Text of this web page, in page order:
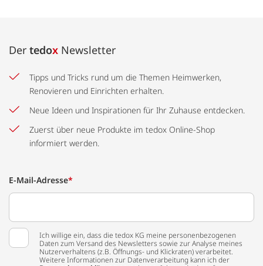
Der tedox Newsletter
Tipps und Tricks rund um die Themen Heimwerken,
Renovieren und Einrichten erhalten.
Neue Ideen und Inspirationen für Ihr Zuhause entdecken.
Zuerst über neue Produkte im tedox Online-Shop
informiert werden.
E-Mail-Adresse*
Ich willige ein, dass die tedox KG meine personenbezogenen
Daten zum Versand des Newsletters sowie zur Analyse meines
Nutzerverhaltens (z.B. Öffnungs- und Klickraten) verarbeitet.
Weitere Informationen zur Datenverarbeitung kann ich der